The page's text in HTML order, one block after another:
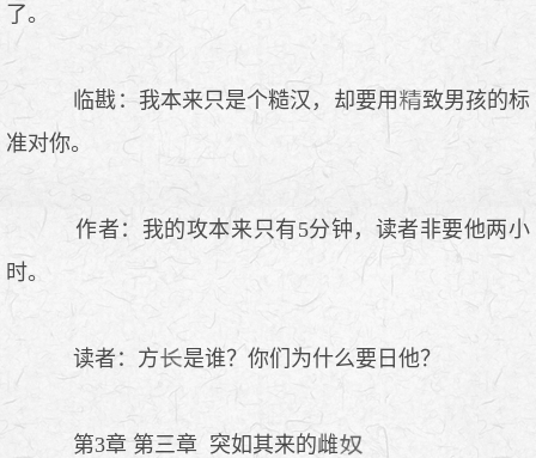
了。
临戡：我本来只是个糙汉，却要用
致男孩的标
准对你。
作者：我的攻本来只有5分钟，读者非要他两小
时。
读者：方 是谁？你们为什么要日他？
第3章 第三章 突如其来的雌